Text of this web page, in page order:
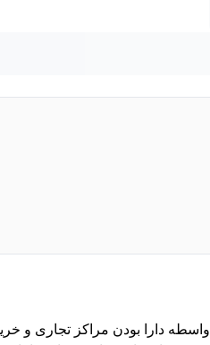
دارا بودن مراکز تجاری و